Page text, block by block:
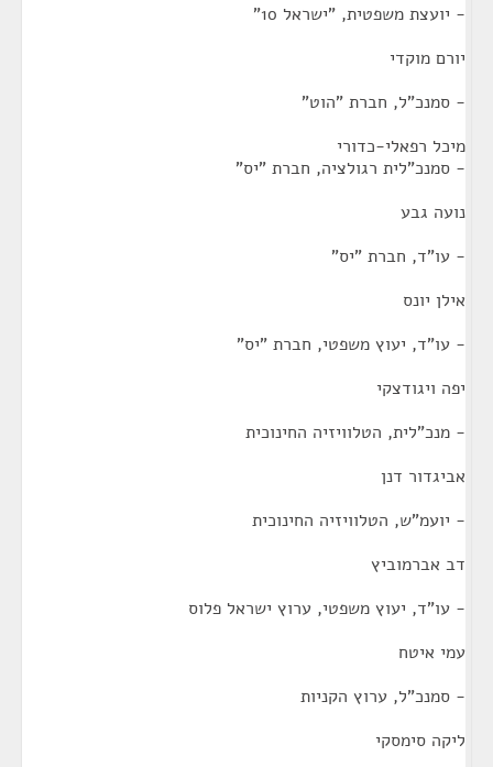
- יועצת משפטית, "ישראל 10"
יורם מוקדי
- סמנכ"ל, חברת "הוט"
מיכל רפאלי-כדורי
- סמנכ"לית רגולציה, חברת "יס"
נועה גבע
- עו"ד, חברת "יס"
אילן יונס
- עו"ד, יעוץ משפטי, חברת "יס"
יפה ויגודצקי
- מנכ"לית, הטלוויזיה החינוכית
אביגדור דנן
- יועמ"ש, הטלוויזיה החינוכית
דב אברמוביץ
- עו"ד, יעוץ משפטי, ערוץ ישראל פלוס
עמי איטח
- סמנכ"ל, ערוץ הקניות
ליקה סימסקי